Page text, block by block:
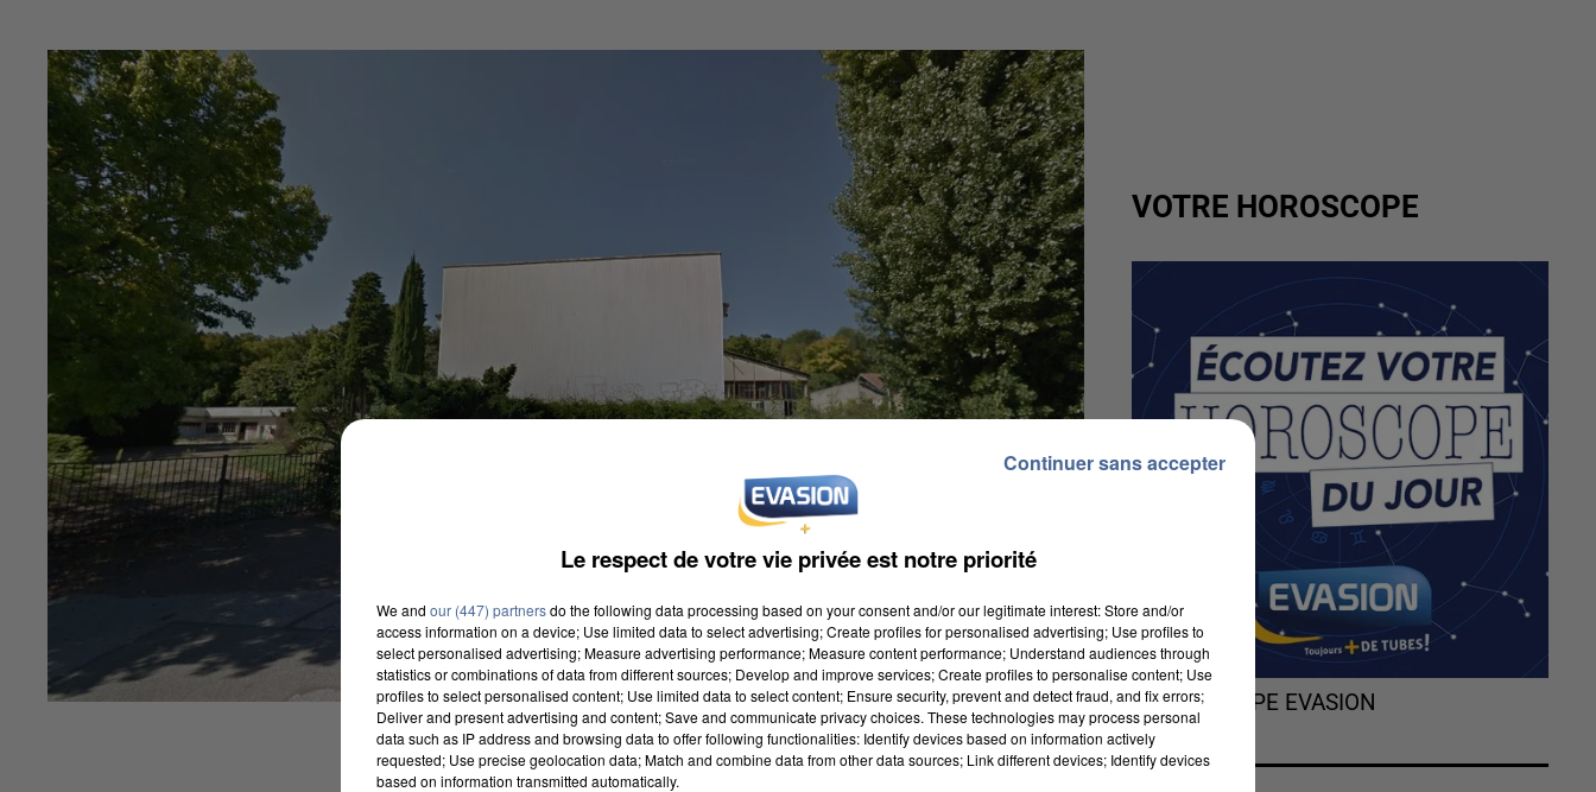
VOTRE HOROSCOPE
L'HOROSCOPE EVASION
Le respect de votre vie privée est notre priorité
We and our (447) partnersdo the following data processing based on your consent and/or our legitimate interest: Store and/or
access information on a device; Use limited data to select advertising; Create profiles for personalised advertising; Use profiles to
select personalised advertising; Measure advertising performance; Measure content performance; Understand audiences through
statistics or combinations of data from different sources; Develop and improve services; Create profiles to personalise content; Use
profiles to select personalised content; Use limited data to select content; Ensure security, prevent and detect fraud, and fix errors;
Deliver and present advertising and content; Save and communicate privacy choices. These technologies may process personal
data such as IP address and browsing data to offer following functionalities: Identify devices based on information actively
requested; Use precise geolocation data; Match and combine data from other data sources; Link different devices; Identify devices
based on information transmitted automatically.
Continuer sans accepter